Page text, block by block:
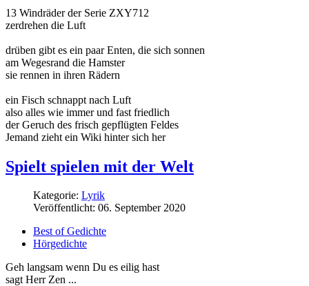
13 Windräder der Serie ZXY712
zerdrehen die Luft
drüben gibt es ein paar Enten, die sich sonnen
am Wegesrand die Hamster
sie rennen in ihren Rädern
ein Fisch schnappt nach Luft
also alles wie immer und fast friedlich
der Geruch des frisch gepflügten Feldes
Jemand zieht ein Wiki hinter sich her
Spielt spielen mit der Welt
Kategorie: Lyrik
Veröffentlicht: 06. September 2020
Best of Gedichte
Hörgedichte
Geh langsam wenn Du es eilig hast
sagt Herr Zen ...